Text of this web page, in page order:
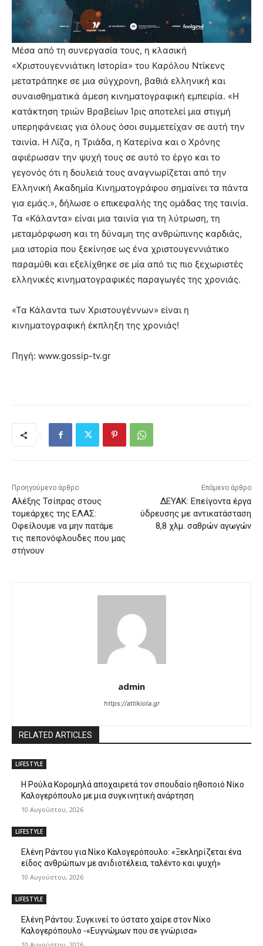
Μέσα από τη συνεργασία τους, η κλασική
«Χριστουγεννιάτικη Ιστορία» του Καρόλου Ντίκενς
μετατράπηκε σε μια σύγχρονη, βαθιά ελληνική και
συναισθηματικά άμεση κινηματογραφική εμπειρία. «Η
κατάκτηση τριών Βραβείων Ίρις αποτελεί μια στιγμή
υπερηφάνειας για όλους όσοι συμμετείχαν σε αυτή την
ταινία. Η Λίζα, η Τριάδα, η Κατερίνα και ο Χρόνης
αφιέρωσαν την ψυχή τους σε αυτό το έργο και το
γεγονός ότι η δουλειά τους αναγνωρίζεται από την
Ελληνική Ακαδημία Κινηματογράφου σημαίνει τα πάντα
για εμάς.», δήλωσε ο επικεφαλής της ομάδας της ταινία.
Τα «Κάλαντα» είναι μια ταινία για τη λύτρωση, τη
μεταμόρφωση και τη δύναμη της ανθρώπινης καρδιάς,
μια ιστορία που ξεκίνησε ως ένα χριστουγεννιάτικο
παραμύθι και εξελίχθηκε σε μία από τις πιο ξεχωριστές
ελληνικές κινηματογραφικές παραγωγές της χρονιάς.
«Τα Κάλαντα των Χριστουγέννων» είναι η
κινηματογραφική έκπληξη της χρονιάς!
Πηγή: www.gossip-tv.gr
Προηγούμενο άρθρο
Αλέξης Τσίπρας στους
τομεάρχες της ΕΛΑΣ:
Οφείλουμε να μην πατάμε
τις πεπονόφλουδες που μας
στήνουν
Επόμενο άρθρο
ΔΕΥΑΚ: Επείγοντα έργα
ύδρευσης με αντικατάσταση
8,8 χλμ. σαθρών αγωγών
admin
https://attikiola.gr
RELATED ARTICLES
LIFESTYLE
Η Ρούλα Κορομηλά αποχαιρετά τον σπουδαίο ηθοποιό Νίκο
Καλογερόπουλο με μια συγκινητική ανάρτηση
10 Αυγούστου, 2026
LIFESTYLE
Ελένη Ράντου για Νίκο Καλογερόπουλο: «Ξεκληρίζεται ένα
είδος ανθρώπων με ανιδιοτέλεια, ταλέντο και ψυχή»
10 Αυγούστου, 2026
LIFESTYLE
Ελένη Ράντου: Συγκινεί το ύστατο χαίρε στον Νίκο
Καλογερόπουλο -«Ευγνώμων που σε γνώρισα»